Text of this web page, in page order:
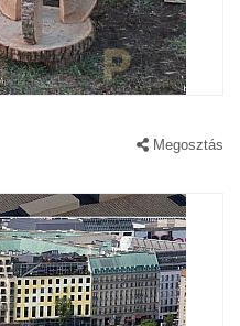
Megosztás